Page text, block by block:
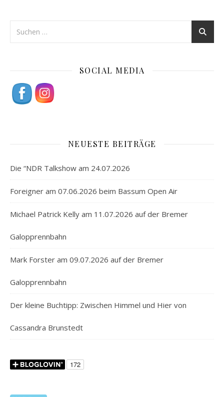
SOCIAL MEDIA
NEUESTE BEITRÄGE
Die “NDR Talkshow am 24.07.2026
Foreigner am 07.06.2026 beim Bassum Open Air
Michael Patrick Kelly am 11.07.2026 auf der Bremer
Galopprennbahn
Mark Forster am 09.07.2026 auf der Bremer
Galopprennbahn
Der kleine Buchtipp: Zwischen Himmel und Hier von
Cassandra Brunstedt